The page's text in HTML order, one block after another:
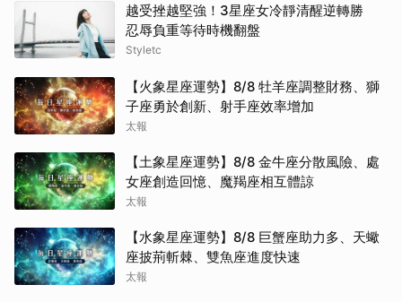
越受挫越堅強！3星座女冷靜清醒逆轉勝
忍辱負重等待時機翻盤
Styletc
【火象星座運勢】8/8 牡羊座調整財務、獅
子座勇於創新、射手座效率增加
太報
【土象星座運勢】8/8 金牛座分散風險、處
女座創造回憶、魔羯座相互體諒
太報
【水象星座運勢】8/8 巨蟹座助力多、天蠍
座披荊斬棘、雙魚座進度快速
太報